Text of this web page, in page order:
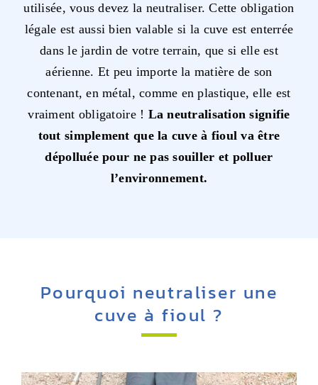
utilisée, vous devez la neutraliser. Cette obligation
légale est aussi bien valable si la cuve est enterrée
dans le jardin de votre terrain, que si elle est
aérienne. Et peu importe la matière de son
contenant, en métal, comme en plastique, elle est
vraiment obligatoire ! La neutralisation signifie
tout simplement que la cuve à fioul va être
dépolluée pour ne pas souiller et polluer
l’environnement.
Pourquoi neutraliser une
cuve à fioul ?